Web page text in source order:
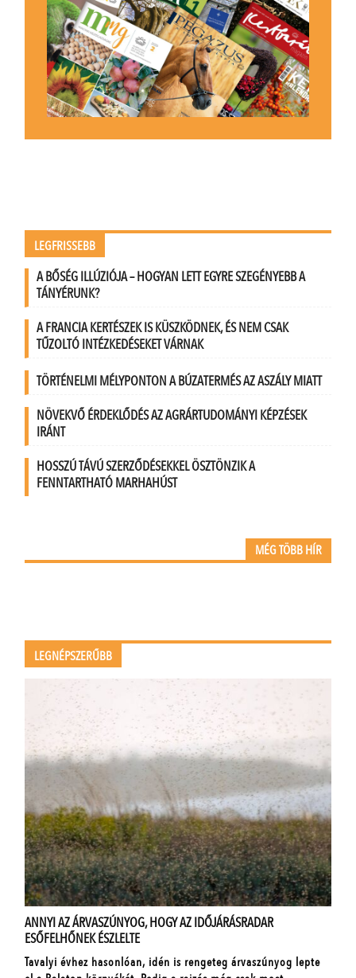
LEGFRISSEBB
A BŐSÉG ILLÚZIÓJA – HOGYAN LETT EGYRE SZEGÉNYEBB A
TÁNYÉRUNK?
A FRANCIA KERTÉSZEK IS KÜSZKÖDNEK, ÉS NEM CSAK
TŰZOLTÓ INTÉZKEDÉSEKET VÁRNAK
TÖRTÉNELMI MÉLYPONTON A BÚZATERMÉS AZ ASZÁLY MIATT
NÖVEKVŐ ÉRDEKLŐDÉS AZ AGRÁRTUDOMÁNYI KÉPZÉSEK
IRÁNT
HOSSZÚ TÁVÚ SZERZŐDÉSEKKEL ÖSZTÖNZIK A
FENNTARTHATÓ MARHAHÚST
MÉG TÖBB HÍR
LEGNÉPSZERŰBB